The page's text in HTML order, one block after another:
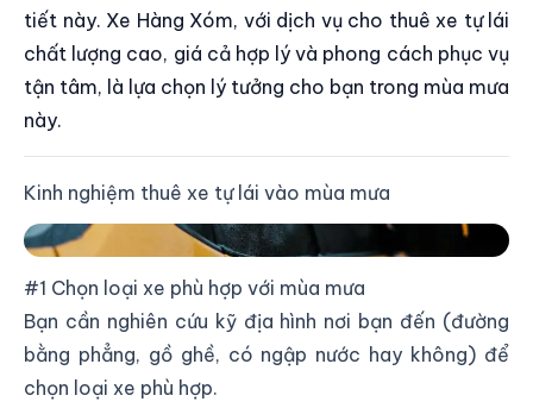
tiết này. Xe Hàng Xóm, với dịch vụ cho thuê xe tự lái
chất lượng cao, giá cả hợp lý và phong cách phục vụ
tận tâm, là lựa chọn lý tưởng cho bạn trong mùa mưa
này.
Kinh nghiệm thuê xe tự lái vào mùa mưa
Kinh nghiệm thuê xe tự lái vào mùa mưa
#1 Chọn loại xe phù hợp với mùa mưa
Bạn cần nghiên cứu kỹ địa hình nơi bạn đến (đường
bằng phẳng, gồ ghề, có ngập nước hay không) để
chọn loại xe phù hợp.